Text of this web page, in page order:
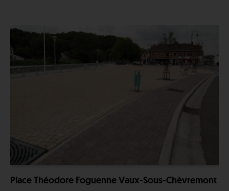
Place Théodore Foguenne Vaux-Sous-Chèvremont